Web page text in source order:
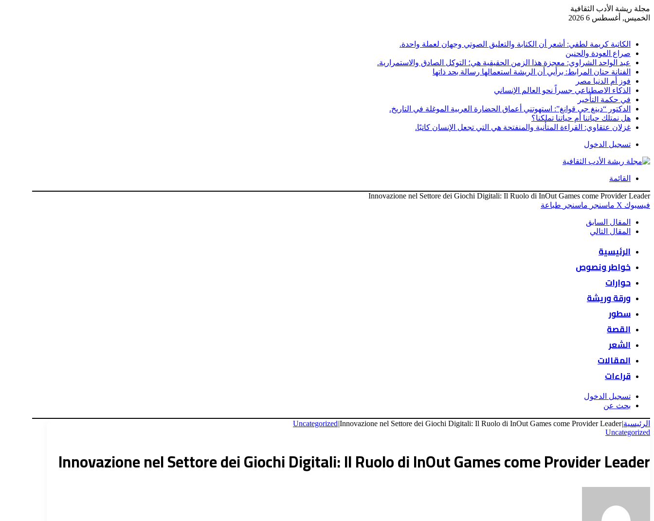
مجلة ريشة الأدب الثقافية
الخميس, أغسطس 6 2026
الكاتبة كريمة لطفي: أشعر أن الكتابة والتعليق الصوتي وجهان لعملة واحدة.
صراع العودة والحنين
عبد الواحد الشراوي: معجزة هذا الزمن الحقيقية هي؛ التوكل الصادق والاستمرارية.
الفنانة حنان المرابط: برأيي أن الريشة استعمالها رسالة بحد ذاتها
فوز أم الدنيا مصر
الذكاء الاصطناعي جسراً نحو العالم الإنساني
في حكمة التأخير
الدكتور “دينغ جي قوانغ”: استهوتني أعماق الحضارة العربية الموغلة في التاريخ.
هل نمتلك حياتنا أم حياتنا تملكنا؟
غزلان عتقاوي: القراءة المتأنية والمنفتحة هي التي تجعل الإنسان كاتبًا.
تسجيل الدخول
القائمة
Innovazione nel Settore dei Giochi Digitali: Il Ruolo di InOut Games come Provider Leader
فيسبوك ‫X ماسنجر ماسنجر طباعة
المقال السابق
المقال التالي
الرئيسية
خواطر ونصوص
حوارات
ورقة وريشة
سطور
القصة
الشعر
المقالات
قراءات
تسجيل الدخول
بحث عن
الرئيسية|
Uncategorized|Innovazione nel Settore dei Giochi Digitali: Il Ruolo di InOut Games come Provider Leader
Uncategorized
Innovazione nel Settore dei Giochi Digitali: Il Ruolo di InOut Games come Provider Leader